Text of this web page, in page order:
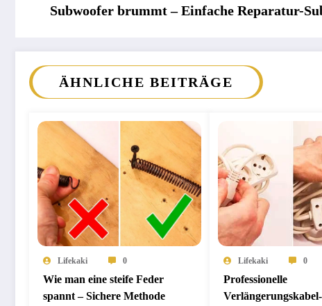
Subwoofer brummt – Einfache Reparatur-
ÄHNLICHE BEITRÄGE
Lifekaki 0
Wie man eine steife Feder
spannt – Sichere Methode
Lifekaki 0
Professionelle
Verlängerungskabel-